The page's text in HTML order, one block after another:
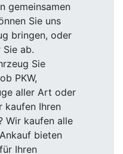
gemeinsamen
Sie uns
bringen, oder
ab.
Sie
PKW,
aller Art oder
kaufen Ihren
Wir kaufen alle
bieten
Ihren